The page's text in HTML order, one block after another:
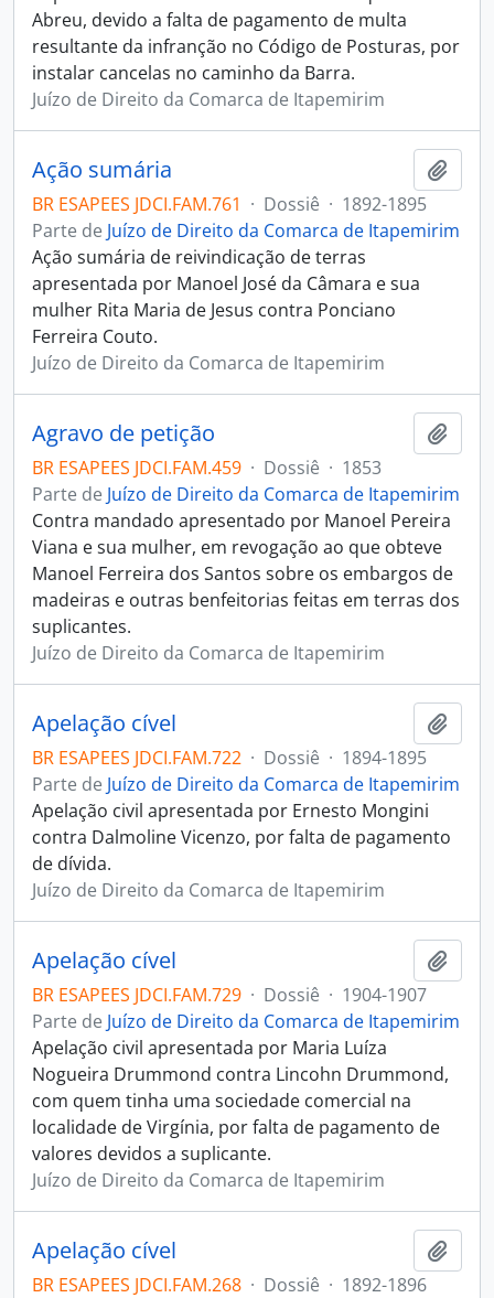
Abreu, devido a falta de pagamento de multa
resultante da infranção no Código de Posturas, por
instalar cancelas no caminho da Barra.
Juízo de Direito da Comarca de Itapemirim
Ação sumária
BR ESAPEES JDCI.FAM.761 · Dossiê · 1892-1895
Parte de Juízo de Direito da Comarca de Itapemirim
Ação sumária de reivindicação de terras
apresentada por Manoel José da Câmara e sua
mulher Rita Maria de Jesus contra Ponciano
Ferreira Couto.
Juízo de Direito da Comarca de Itapemirim
Agravo de petição
BR ESAPEES JDCI.FAM.459 · Dossiê · 1853
Parte de Juízo de Direito da Comarca de Itapemirim
Contra mandado apresentado por Manoel Pereira
Viana e sua mulher, em revogação ao que obteve
Manoel Ferreira dos Santos sobre os embargos de
madeiras e outras benfeitorias feitas em terras dos
suplicantes.
Juízo de Direito da Comarca de Itapemirim
Apelação cível
BR ESAPEES JDCI.FAM.722 · Dossiê · 1894-1895
Parte de Juízo de Direito da Comarca de Itapemirim
Apelação civil apresentada por Ernesto Mongini
contra Dalmoline Vicenzo, por falta de pagamento
de dívida.
Juízo de Direito da Comarca de Itapemirim
Apelação cível
BR ESAPEES JDCI.FAM.729 · Dossiê · 1904-1907
Parte de Juízo de Direito da Comarca de Itapemirim
Apelação civil apresentada por Maria Luíza
Nogueira Drummond contra Lincohn Drummond,
com quem tinha uma sociedade comercial na
localidade de Virgínia, por falta de pagamento de
valores devidos a suplicante.
Juízo de Direito da Comarca de Itapemirim
Apelação cível
BR ESAPEES JDCI.FAM.268 · Dossiê · 1892-1896